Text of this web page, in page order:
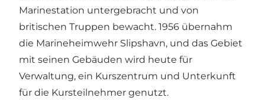
Marinestation untergebracht und von
britischen Truppen bewacht. 1956 übernahm
die Marineheimwehr Slipshavn, und das Gebiet
mit seinen Gebäuden wird heute für
Verwaltung, ein Kurszentrum und Unterkunft
für die Kursteilnehmer genutzt.